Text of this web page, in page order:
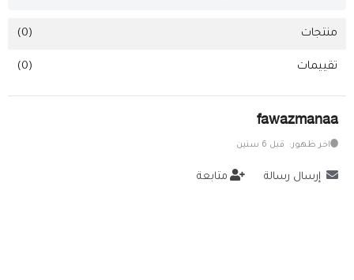
أثاث وديكورات
خدمات
منتجات (0)
تقييمات (0)
fawazmanaa
اخر ظهور: قبل 6 سنين
إرسال رسالة متابعة